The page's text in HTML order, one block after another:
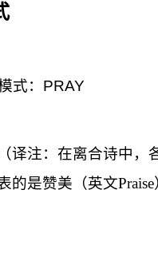
式： PRAY
译注：在离合诗中，
的是赞美（英文Praise